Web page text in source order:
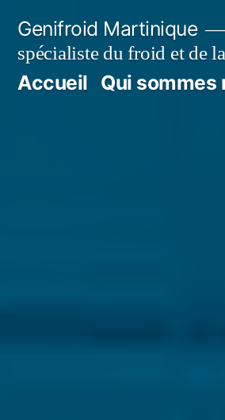
contenu
Genifroid Martinique
spécialiste du froid et de
Accueil Qui sommes